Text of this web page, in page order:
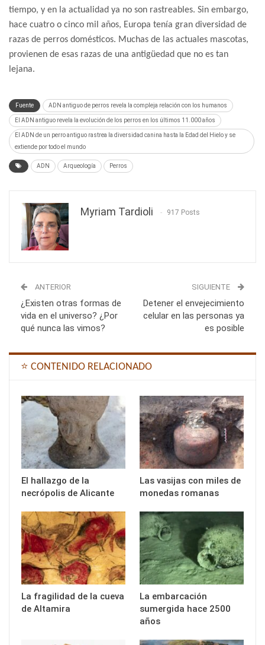
tiempo, y en la actualidad ya no son rastreables. Sin embargo,
hace cuatro o cinco mil años, Europa tenía gran diversidad de
razas de perros domésticos. Muchas de las actuales mascotas,
provienen de esas razas de una antigüedad que no es tan
lejana.
Fuente ADN antiguo de perros revela la compleja relación con los humanos
El ADN antiguo revela la evolución de los perros en los últimos 11.000 años
El ADN de un perro antiguo rastrea la diversidad canina hasta la Edad del Hielo y se
extiende por todo el mundo
ADN Arqueología Perros
Myriam Tardioli 917 Posts
ANTERIOR
¿Existen otras formas de
vida en el universo? ¿Por
qué nunca las vimos?
SIGUIENTE
Detener el envejecimiento
celular en las personas ya
es posible
⭐ CONTENIDO RELACIONADO
El hallazgo de la
necrópolis de Alicante
Las vasijas con miles de
monedas romanas
La fragilidad de la cueva
de Altamira
La embarcación
sumergida hace 2500
años